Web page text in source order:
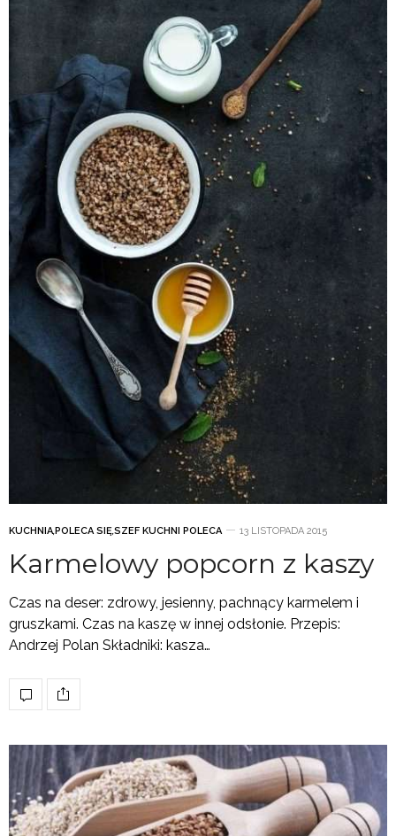
KUCHNIA,POLECA SIĘ,SZEF KUCHNI POLECA 13 LISTOPADA 2015
Karmelowy popcorn z kaszy
Czas na deser: zdrowy, jesienny, pachnący karmelem i
gruszkami. Czas na kaszę w innej odsłonie. Przepis:
Andrzej Polan Składniki: kasza…